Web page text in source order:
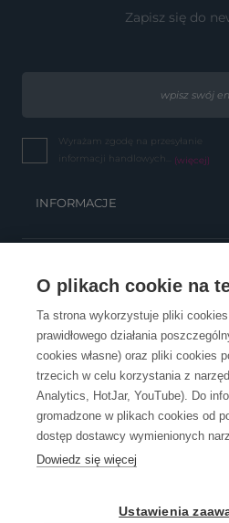
O plikach cookie na
Ta strona wykorzystuje pliki
prawidłowego działania
cookies własne) oraz pliki cookies
trzecich w celu korzystania z
Analytics, HotJar, YouTube). Do
gromadzone w plikach cookies od
dostęp dostawcy wymienionych
Dowiedz się więcej
Ustawienia
Zapisz się do
Wyrażam zgodę na przesyłanie
informacji handlowych... (więcej)
INFORMACJE
OBSŁUGA KLIENTA
KONTAKT
OpenGift jest częścią